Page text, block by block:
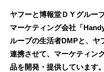
ヤフーと博報堂ＤＹグルー
マーケティング会社「
ループの生活者DMPと、ヤ
連携させて、マーケティン
品を開発・提供しています